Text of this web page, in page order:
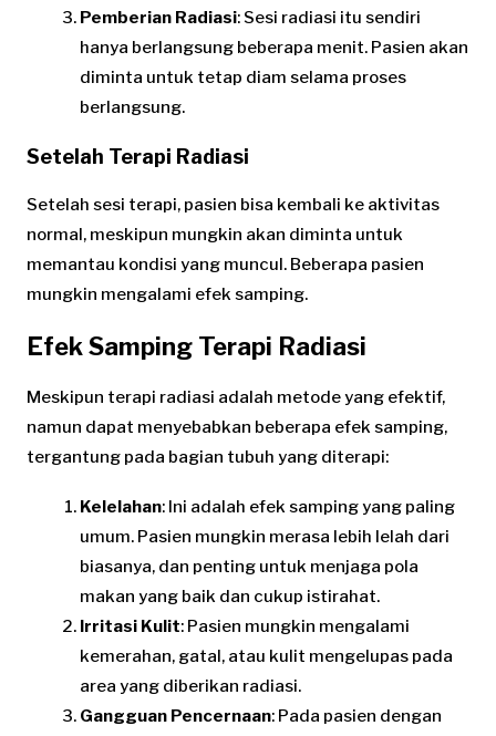
Pemberian Radiasi: Sesi radiasi itu sendiri
hanya berlangsung beberapa menit. Pasien akan
diminta untuk tetap diam selama proses
berlangsung.
Setelah Terapi Radiasi
Setelah sesi terapi, pasien bisa kembali ke aktivitas
normal, meskipun mungkin akan diminta untuk
memantau kondisi yang muncul. Beberapa pasien
mungkin mengalami efek samping.
Efek Samping Terapi Radiasi
Meskipun terapi radiasi adalah metode yang efektif,
namun dapat menyebabkan beberapa efek samping,
tergantung pada bagian tubuh yang diterapi:
Kelelahan: Ini adalah efek samping yang paling
umum. Pasien mungkin merasa lebih lelah dari
biasanya, dan penting untuk menjaga pola
makan yang baik dan cukup istirahat.
Irritasi Kulit: Pasien mungkin mengalami
kemerahan, gatal, atau kulit mengelupas pada
area yang diberikan radiasi.
Gangguan Pencernaan: Pada pasien dengan